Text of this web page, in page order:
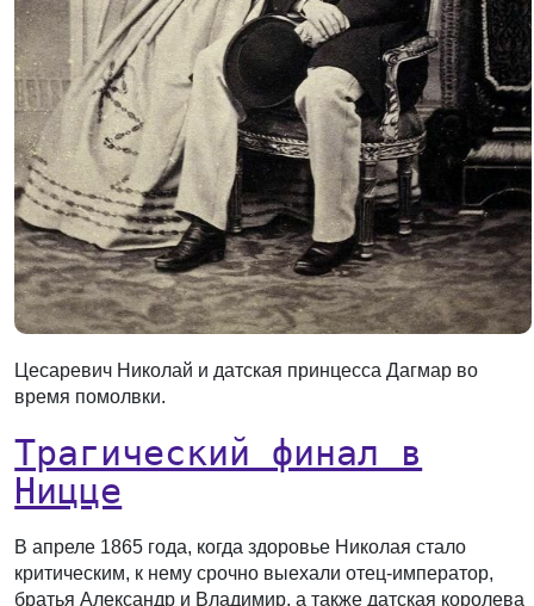
Цесаревич Николай и датская принцесса Дагмар во
время помолвки.
Трагический финал в
Ницце
В апреле 1865 года, когда здоровье Николая стало
критическим, к нему срочно выехали отец-император,
братья Александр и Владимир, а также датская королева